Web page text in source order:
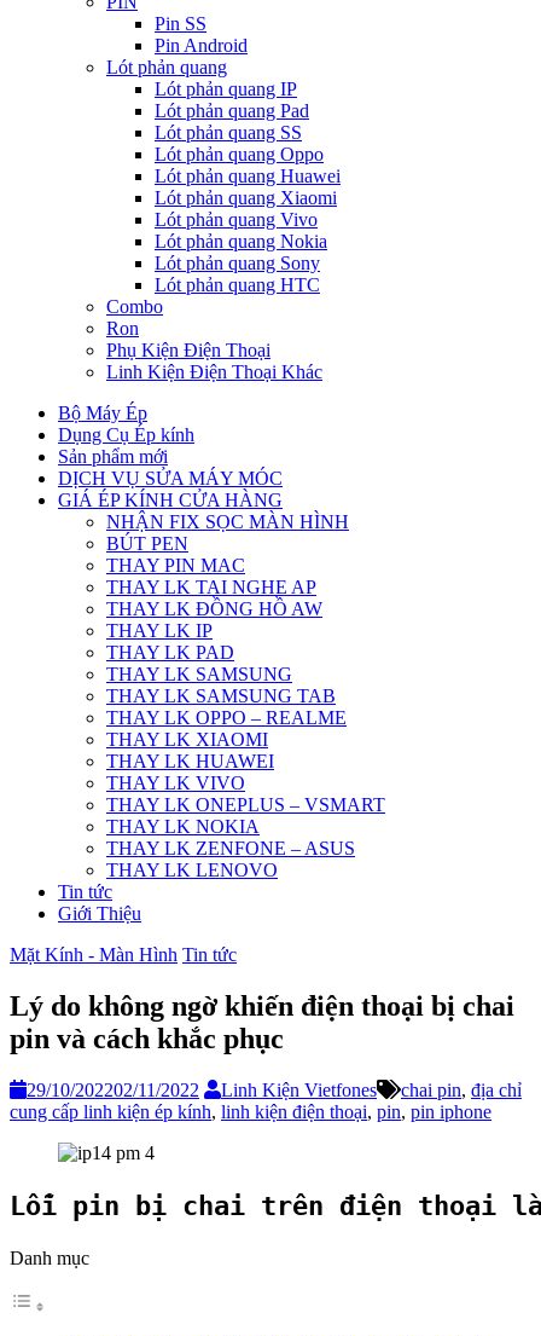
Pin SS
Pin Android
Lót phản quang
Lót phản quang IP
Lót phản quang Pad
Lót phản quang SS
Lót phản quang Oppo
Lót phản quang Huawei
Lót phản quang Xiaomi
Lót phản quang Vivo
Lót phản quang Nokia
Lót phản quang Sony
Lót phản quang HTC
Combo
Ron
Phụ Kiện Điện Thoại
Linh Kiện Điện Thoại Khác
Bộ Máy Ép
Dụng Cụ Ép kính
Sản phẩm mới
DỊCH VỤ SỬA MÁY MÓC
GIÁ ÉP KÍNH CỬA HÀNG
NHẬN FIX SỌC MÀN HÌNH
BÚT PEN
THAY PIN MAC
THAY LK TAI NGHE AP
THAY LK ĐỒNG HỒ AW
THAY LK IP
THAY LK PAD
THAY LK SAMSUNG
THAY LK SAMSUNG TAB
THAY LK OPPO – REALME
THAY LK XIAOMI
THAY LK HUAWEI
THAY LK VIVO
THAY LK ONEPLUS – VSMART
THAY LK NOKIA
THAY LK ZENFONE – ASUS
THAY LK LENOVO
Tin tức
Giới Thiệu
Mặt Kính - Màn Hình Tin tức
Lý do không ngờ khiến điện thoại bị chai
pin và cách khắc phục
29/10/202202/11/2022 Linh Kiện Vietfones chai pin, địa chỉ
cung cấp linh kiện ép kính, linh kiện điện thoại, pin, pin iphone
Lỗi pin bị chai trên điện thoại là
Danh mục